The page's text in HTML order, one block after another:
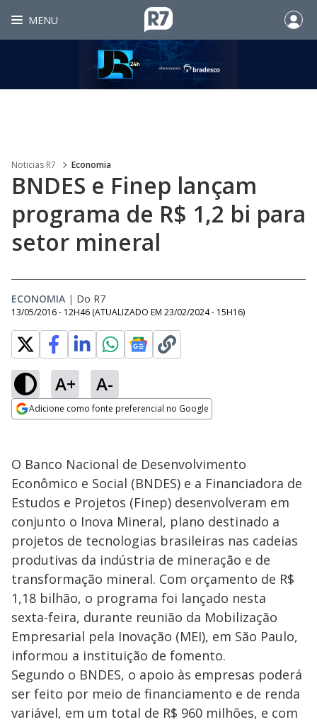
MENU
Noticias R7 Economia
BNDES e Finep lançam
programa de R$ 1,2 bi para
setor mineral
ECONOMIA | Do R7
13/05/2016 - 12H46 (ATUALIZADO EM 23/02/2024 - 15H16)
A+ A-
Adicione como fonte preferencial no Google
O Banco Nacional de Desenvolvimento
Econômico e Social (BNDES) e a Financiadora de
Estudos e Projetos (Finep) desenvolveram em
conjunto o Inova Mineral, plano destinado a
projetos de tecnologias brasileiras nas cadeias
produtivas da indústria de mineração e de
transformação mineral. Com orçamento de R$
1,18 bilhão, o programa foi lançado nesta
sexta-feira, durante reunião da Mobilização
Empresarial pela Inovação (MEI), em São Paulo,
informou a instituição de fomento.
Segundo o BNDES, o apoio às empresas poderá
ser feito por meio de financiamento e de renda
variável, em um total de R$ 960 milhões, e com